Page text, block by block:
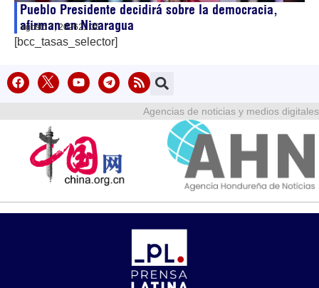
Pueblo Presidente decidirá sobre la democracia,
afirman en Nicaragua
agosto 7, 202621:35
[bcc_tasas_selector]
Agencias de noticias y medios digitales